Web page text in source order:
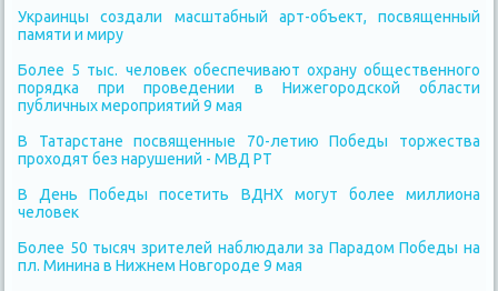
Украинцы создали масштабный арт-объект, посвященный
памяти и миру
Более 5 тыс. человек обеспечивают охрану общественного
порядка при проведении в Нижегородской области
публичных мероприятий 9 мая
В Татарстане посвященные 70-летию Победы торжества
проходят без нарушений - МВД РТ
В День Победы посетить ВДНХ могут более миллиона
человек
Более 50 тысяч зрителей наблюдали за Парадом Победы на
пл. Минина в Нижнем Новгороде 9 мая